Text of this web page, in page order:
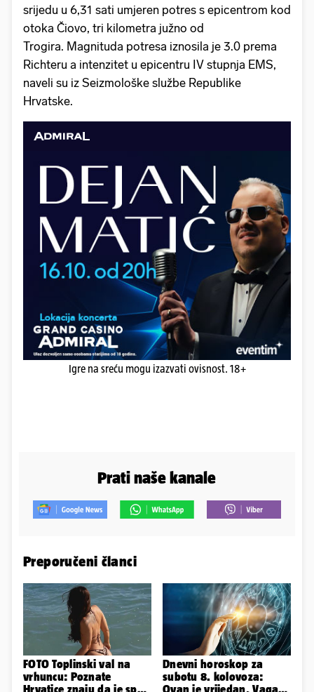
srijedu u 6,31 sati umjeren potres s epicentrom kod
otoka Čiovo, tri kilometra južno od
Trogira. Magnituda potresa iznosila je 3.0 prema
Richteru a intenzitet u epicentru IV stupnja EMS,
naveli su iz Seizmološke službe Republike
Hrvatske.
Igre na sreću mogu izazvati ovisnost. 18+
Prati naše kanale
Preporučeni članci
FOTO Toplinski val na
vrhuncu: Poznate
Hrvatice znaju da je spas
Dnevni horoskop za
subotu 8. kolovoza:
Ovan je vrijedan, Vaga